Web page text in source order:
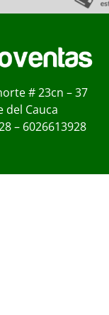
# 23cn – 37
del Cauca
– 6026613928